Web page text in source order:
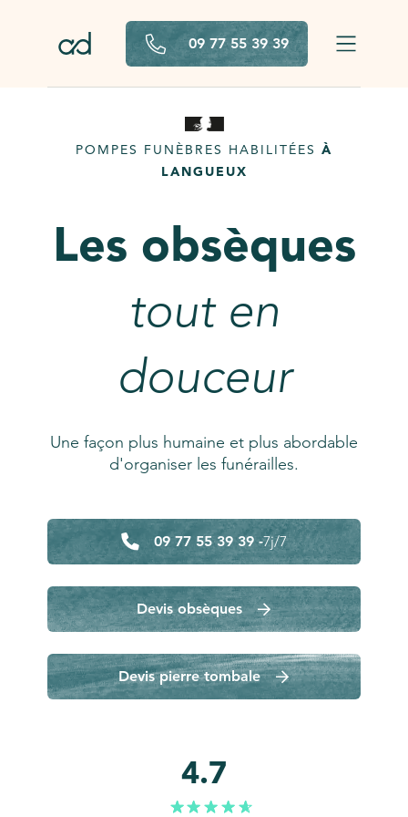
09 77 55 39 39
POMPES FUNÈBRES HABILITÉES À
LANGUEUX
Les obsèques
tout en
douceur
Une façon plus humaine et plus abordable
d'organiser les funérailles.
09 77 55 39 39 -7j/7
Devis obsèques
Devis pierre tombale
4.7